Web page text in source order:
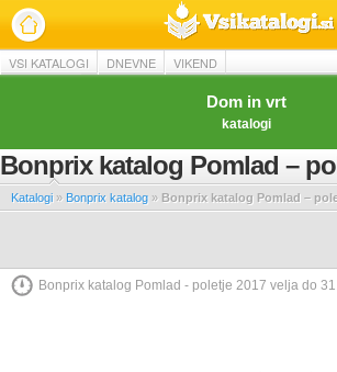
VSI KATALOGI DNEVNE VIKEND
Dom in vrt
katalogi
Bonprix katalog Pomlad –
Katalogi » Bonprix katalog » Bonprix katalog Pomlad –
Bonprix katalog Pomlad - poletje 2017 velja do